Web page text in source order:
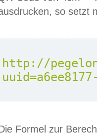
so setzt
http://
Formel zur